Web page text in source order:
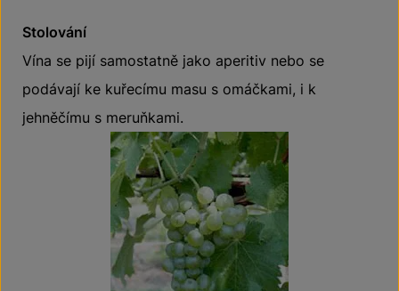
Stolování
Vína se pijí samostatně jako aperitiv nebo se
podávají ke kuřecímu masu s omáčkami, i k
jehněčímu s meruňkami.